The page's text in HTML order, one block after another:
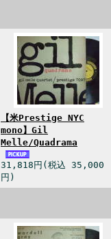
【米Prestige NYC
mono】Gil
Melle/Quadrama
31,818円(税込 35,000
円)